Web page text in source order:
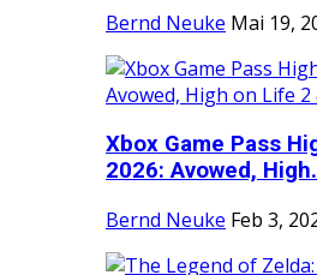
Bernd Neuke Mai 19,
Xbox Game Pass
2026: Avowed,
Bernd Neuke Feb 3,